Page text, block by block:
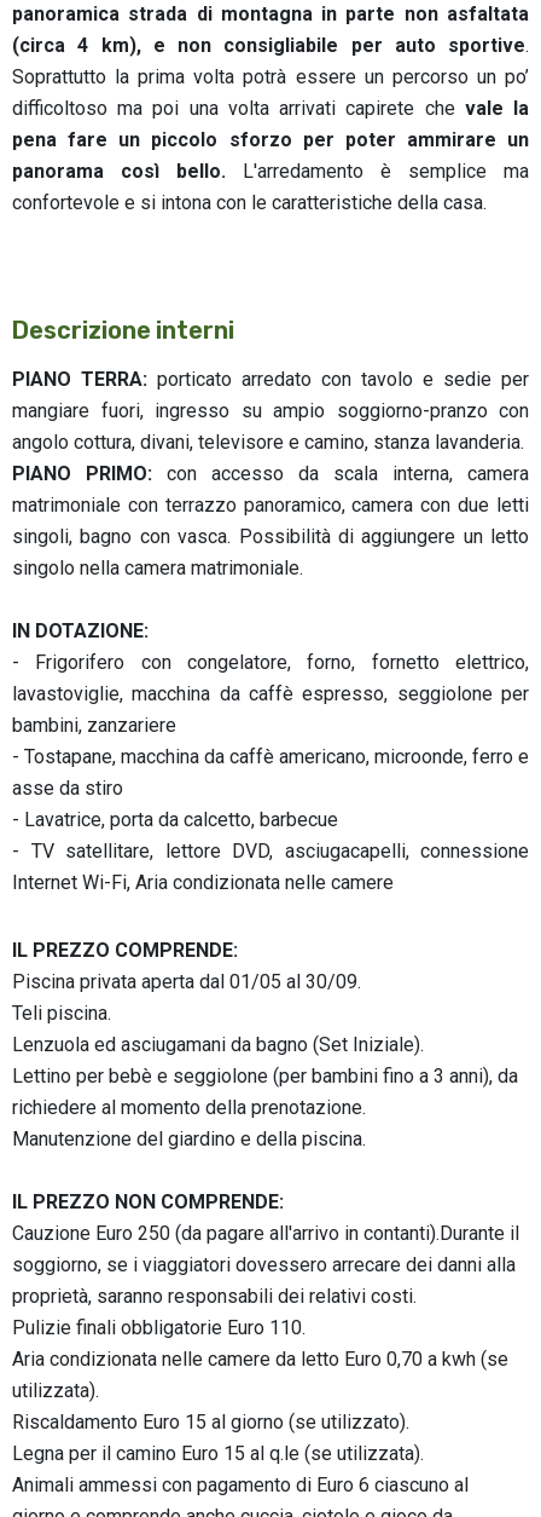
panoramica strada di montagna in parte non asfaltata
(circa 4 km), e non consigliabile per auto sportive.
Soprattutto la prima volta potrà essere un percorso un po’
difficoltoso ma poi una volta arrivati capirete che vale la
pena fare un piccolo sforzo per poter ammirare un
panorama così bello. L'arredamento è semplice ma
confortevole e si intona con le caratteristiche della casa.
Descrizione interni
PIANO TERRA: porticato arredato con tavolo e sedie per
mangiare fuori, ingresso su ampio soggiorno-pranzo con
angolo cottura, divani, televisore e camino, stanza lavanderia.
PIANO PRIMO: con accesso da scala interna, camera
matrimoniale con terrazzo panoramico, camera con due letti
singoli, bagno con vasca. Possibilità di aggiungere un letto
singolo nella camera matrimoniale.
IN DOTAZIONE:
- Frigorifero con congelatore, forno, fornetto elettrico,
lavastoviglie, macchina da caffè espresso, seggiolone per
bambini, zanzariere
- Tostapane, macchina da caffè americano, microonde, ferro e
asse da stiro
- Lavatrice, porta da calcetto, barbecue
- TV satellitare, lettore DVD, asciugacapelli, connessione
Internet Wi-Fi, Aria condizionata nelle camere
IL PREZZO COMPRENDE:
Piscina privata aperta dal 01/05 al 30/09.
Teli piscina.
Lenzuola ed asciugamani da bagno (Set Iniziale).
Lettino per bebè e seggiolone (per bambini fino a 3 anni), da
richiedere al momento della prenotazione.
Manutenzione del giardino e della piscina.
IL PREZZO NON COMPRENDE:
Cauzione Euro 250 (da pagare all'arrivo in contanti).Durante il
soggiorno, se i viaggiatori dovessero arrecare dei danni alla
proprietà, saranno responsabili dei relativi costi.
Pulizie finali obbligatorie Euro 110.
Aria condizionata nelle camere da letto Euro 0,70 a kwh (se
utilizzata).
Riscaldamento Euro 15 al giorno (se utilizzato).
Legna per il camino Euro 15 al q.le (se utilizzata).
Animali ammessi con pagamento di Euro 6 ciascuno al